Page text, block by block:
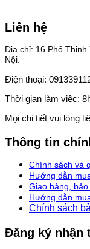
Liên hệ
Địa chỉ: 16 Phố Thịnh
Nội.
Điện thoại:
Thời gian làm việc:
Mọi chi tiết vui lòng
Thông tin
Chính sách và
Hướng dẫn
Giao hàng,
Hướng dẫn
Chính sách
Đăng ký nhận